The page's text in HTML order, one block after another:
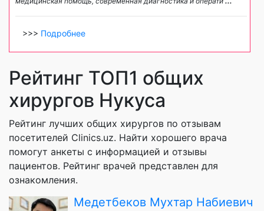
>>> Подробнее
Рейтинг ТОП1 общих
хирургов Нукуса
Рейтинг лучших общих хирургов по отзывам
посетителей Clinics.uz. Найти хорошего врача
помогут анкеты с информацией и отзывы
пациентов. Рейтинг врачей представлен для
ознакомления.
Медетбеков Мухтар Набиевич